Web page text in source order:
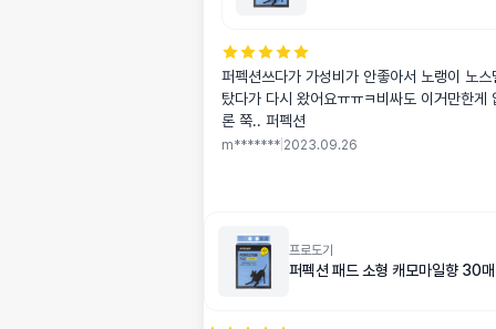
퍼펙션쓰다가 가성비가 안좋아서 노랭이 노스
탔다가 다시 왔어요ㅠㅠㅋ비싸도 이거만한게
론 쭉.. 퍼펙션
m******* 2023.09.26
프로도기
퍼펙션 패드 소형 캐모마일향 30매